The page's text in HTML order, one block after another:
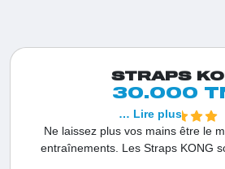
STRAPS
30.000
Ne laissez plus vos mains être le
entraînements. Les Straps KONG
… Lire plus